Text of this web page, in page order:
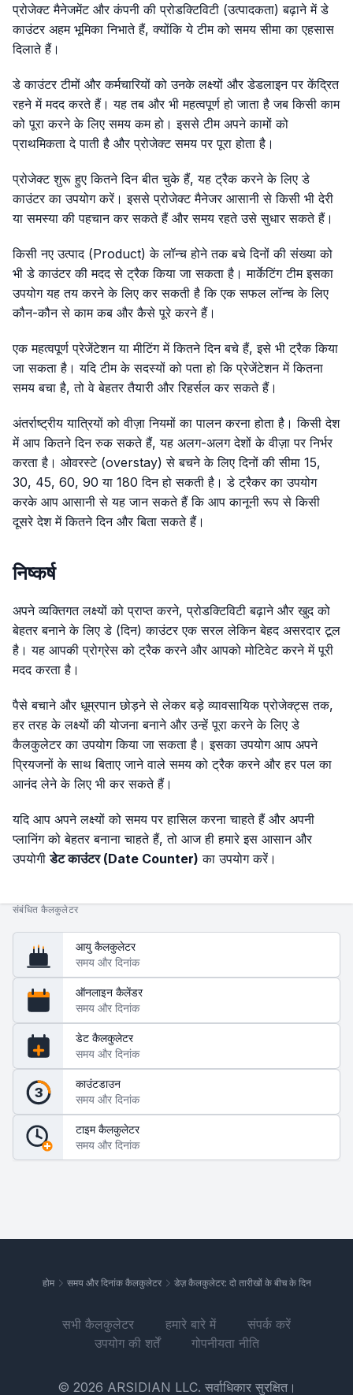
प्रोजेक्ट मैनेजमेंट और कंपनी की प्रोडक्टिविटी (उत्पादकता) बढ़ाने में डे
काउंटर अहम भूमिका निभाते हैं, क्योंकि ये टीम को समय सीमा का एहसास
दिलाते हैं।
डे काउंटर टीमों और कर्मचारियों को उनके लक्ष्यों और डेडलाइन पर केंद्रित
रहने में मदद करते हैं। यह तब और भी महत्वपूर्ण हो जाता है जब किसी काम
को पूरा करने के लिए समय कम हो। इससे टीम अपने कामों को
प्राथमिकता दे पाती है और प्रोजेक्ट समय पर पूरा होता है।
प्रोजेक्ट शुरू हुए कितने दिन बीत चुके हैं, यह ट्रैक करने के लिए डे
काउंटर का उपयोग करें। इससे प्रोजेक्ट मैनेजर आसानी से किसी भी देरी
या समस्या की पहचान कर सकते हैं और समय रहते उसे सुधार सकते हैं।
किसी नए उत्पाद (Product) के लॉन्च होने तक बचे दिनों की संख्या को
भी डे काउंटर की मदद से ट्रैक किया जा सकता है। मार्केटिंग टीम इसका
उपयोग यह तय करने के लिए कर सकती है कि एक सफल लॉन्च के लिए
कौन-कौन से काम कब और कैसे पूरे करने हैं।
एक महत्वपूर्ण प्रेजेंटेशन या मीटिंग में कितने दिन बचे हैं, इसे भी ट्रैक किया
जा सकता है। यदि टीम के सदस्यों को पता हो कि प्रेजेंटेशन में कितना
समय बचा है, तो वे बेहतर तैयारी और रिहर्सल कर सकते हैं।
अंतर्राष्ट्रीय यात्रियों को वीज़ा नियमों का पालन करना होता है। किसी देश
में आप कितने दिन रुक सकते हैं, यह अलग-अलग देशों के वीज़ा पर निर्भर
करता है। ओवरस्टे (overstay) से बचने के लिए दिनों की सीमा 15,
30, 45, 60, 90 या 180 दिन हो सकती है। डे ट्रैकर का उपयोग
करके आप आसानी से यह जान सकते हैं कि आप कानूनी रूप से किसी
दूसरे देश में कितने दिन और बिता सकते हैं।
निष्कर्ष
अपने व्यक्तिगत लक्ष्यों को प्राप्त करने, प्रोडक्टिविटी बढ़ाने और खुद को
बेहतर बनाने के लिए डे (दिन) काउंटर एक सरल लेकिन बेहद असरदार टूल
है। यह आपकी प्रोग्रेस को ट्रैक करने और आपको मोटिवेट करने में पूरी
मदद करता है।
पैसे बचाने और धूम्रपान छोड़ने से लेकर बड़े व्यावसायिक प्रोजेक्ट्स तक,
हर तरह के लक्ष्यों की योजना बनाने और उन्हें पूरा करने के लिए डे
कैलकुलेटर का उपयोग किया जा सकता है। इसका उपयोग आप अपने
प्रियजनों के साथ बिताए जाने वाले समय को ट्रैक करने और हर पल का
आनंद लेने के लिए भी कर सकते हैं।
यदि आप अपने लक्ष्यों को समय पर हासिल करना चाहते हैं और अपनी
प्लानिंग को बेहतर बनाना चाहते हैं, तो आज ही हमारे इस आसान और
उपयोगीडेट काउंटर (Date Counter) का उपयोग करें।
संबंधित कैलकुलेटर
आयु कैलकुलेटर
समय और दिनांक
ऑनलाइन कैलेंडर
समय और दिनांक
डेट कैलकुलेटर
समय और दिनांक
3
काउंटडाउन
समय और दिनांक
टाइम कैलकुलेटर
समय और दिनांक
होम समय और दिनांक कैलकुलेटर डेज़ कैलकुलेटर: दो तारीखों के बीच के दिन
सभी कैलकुलेटर हमारे बारे में
संपर्क करें
उपयोग की शर्तें
गोपनीयता नीति
© 2026 ARSIDIAN LLC. सर्वाधिकार सुरक्षित।